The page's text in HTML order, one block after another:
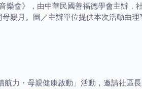
樂會》，由中華民國善福德學會主辦，
親月。圖／主辦單位提供本次活動由理
航力・母親健康啟動」活動，邀請社區